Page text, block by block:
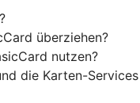
überziehen?
nutzen?
die Karten-Services